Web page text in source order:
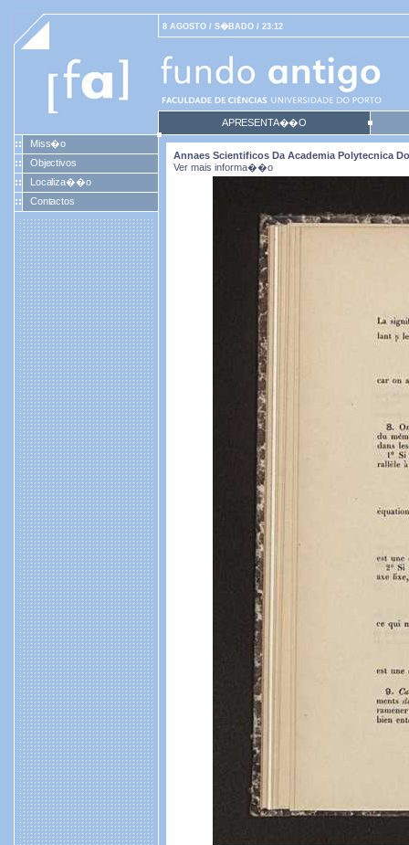
8 AGOSTO / S�BADO / 23:12
APRESENTA��O
Miss�o
Objectivos
Localiza��o
Contactos
Annaes Scientificos Da Academia Polytecnica
Ver mais informa��o